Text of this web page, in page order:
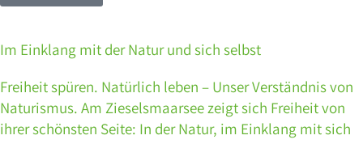
Im Einklang mit der Natur und sich selbst
Freiheit spüren. Natürlich leben – Unser Verständnis von
Naturismus. Am Zieselsmaarsee zeigt sich Freiheit von
ihrer schönsten Seite: In der Natur, im Einklang mit sich